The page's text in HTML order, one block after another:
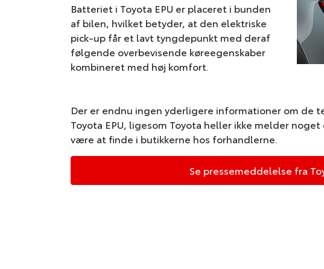
Batteriet i Toyota EPU er placeret i bunden
af bilen, hvilket betyder, at den elektriske
pick-up får et lavt tyngdepunkt med deraf
følgende overbevisende køreegenskaber
kombineret med høj komfort.
Der er endnu ingen yderligere informationer om de
Toyota EPU, ligesom Toyota heller ikke melder
være at finde i butikkerne hos forhandlerne.
Se pressemeddelelse fra